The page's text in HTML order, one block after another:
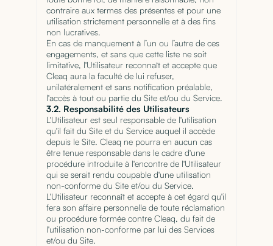
contraire aux termes des présentes et pour une
utilisation strictement personnelle et à des fins
non lucratives.
En cas de manquement à l’un ou l’autre de ces
engagements, et sans que cette liste ne soit
limitative, l'Utilisateur reconnaît et accepte que
Cleaq aura la faculté de lui refuser,
unilatéralement et sans notification préalable,
l'accès à tout ou partie du Site et/ou du Service.
3.2. Responsabilité des Utilisateurs
L'Utilisateur est seul responsable de l'utilisation
qu'il fait du Site et du Service auquel il accède
depuis le Site. Cleaq ne pourra en aucun cas
être tenue responsable dans le cadre d'une
procédure introduite à l'encontre de l'Utilisateur
qui se serait rendu coupable d'une utilisation
non-conforme du Site et/ou du Service.
L'Utilisateur reconnaît et accepte à cet égard qu'il
fera son affaire personnelle de toute réclamation
ou procédure formée contre Cleaq, du fait de
l'utilisation non-conforme par lui des Services
et/ou du Site.